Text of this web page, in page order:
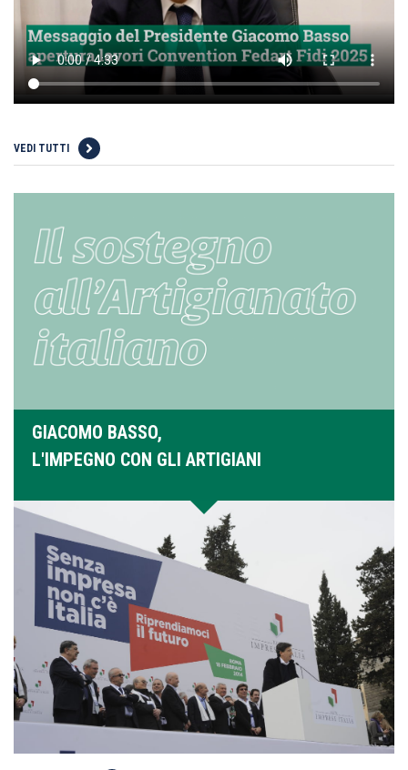
VEDI TUTTI
GIACOMO BASSO,
L'IMPEGNO CON GLI ARTIGIANI